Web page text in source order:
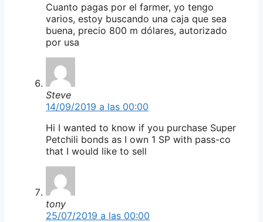
Cuanto pagas por el farmer, yo tengo
varios, estoy buscando una caja que sea
buena, precio 800 m dólares, autorizado
por usa
Steve
14/09/2019 a las 00:00
Hi I wanted to know if you purchase Super
Petchili bonds as I own 1 SP with pass-co
that I would like to sell
tony
25/07/2019 a las 00:00